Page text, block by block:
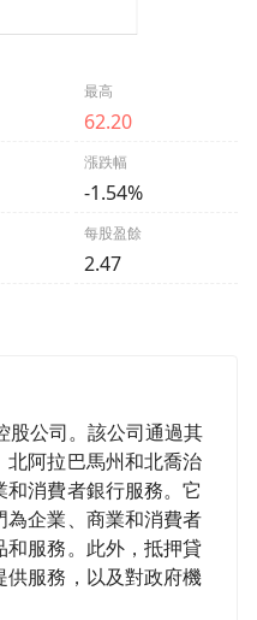
最高
62.20
漲跌幅
-1.54%
每股盈餘
2.47
股公司。該公司通過其
北阿拉巴馬州和北喬治
消費者銀行服務。它
為企業、商業和消費者
和服務。此外，抵押貸
供服務，以及對政府機